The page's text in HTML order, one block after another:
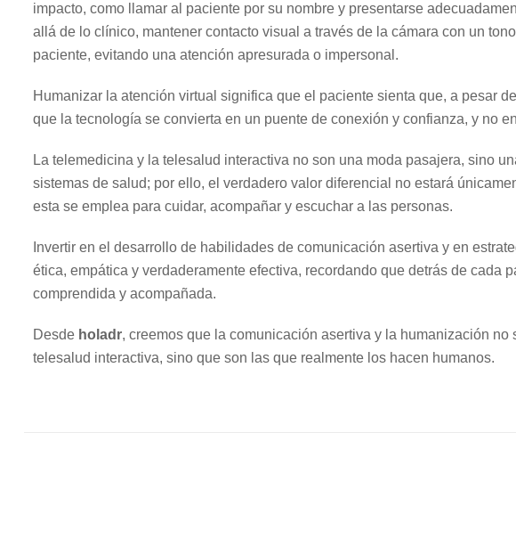
impacto, como llamar al paciente por su nombre y presentarse
allá de lo clínico, mantener contacto visual a través de la cámara con un
paciente, evitando una atención apresurada o impersonal.
Humanizar la atención virtual significa que el paciente sienta que, a pesar
que la tecnología se convierta en un puente de conexión y confianza, y no
La telemedicina y la telesalud interactiva no son una moda pasajera, sino
sistemas de salud; por ello, el verdadero valor diferencial no estará
esta se emplea para cuidar, acompañar y escuchar a las personas.
Invertir en el desarrollo de habilidades de comunicación asertiva y en
ética, empática y verdaderamente efectiva, recordando que detrás de cada
comprendida y acompañada.
Desde holadr, creemos que la comunicación asertiva y la humanización
telesalud interactiva, sino que son las que realmente los hacen humanos.